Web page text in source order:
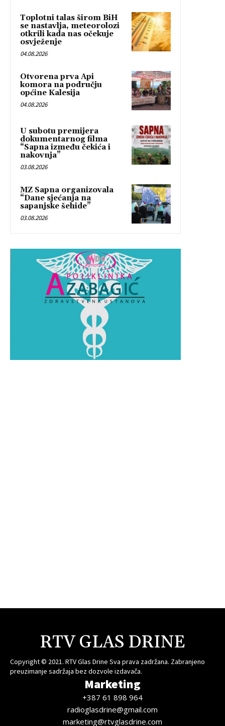
Toplotni talas širom BiH
se nastavlja, meteorolozi
otkrili kada nas očekuje
osvježenje
04.08.2026
Otvorena prva Api
komora na području
općine Kalesija
04.08.2026
U subotu premijera
dokumentarnog filma
“Sapna između čekića i
nakovnja”
03.08.2026
MZ Sapna organizovala
“Dane sjećanja na
sapanjske šehide”
03.08.2026
RTV GLAS DRINE
Copyright © 2021. RTV Glas Drine Sva prava zadržana. Zabranjeno
preuzimanje sadržaja bez dozvole izdavača.
Marketing
+387 61 898 964
radioglasdrine@gmail.com
marketing@rtvglasdrine.com